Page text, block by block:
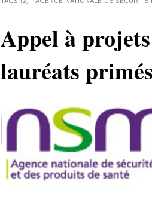
Appel à
lauréats primés